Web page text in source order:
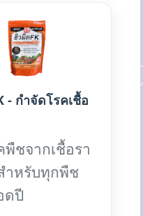
- กำจัดโรคเชื้อ
ชจากเชื้อรา
ำหรับทุกพืช
ดปี